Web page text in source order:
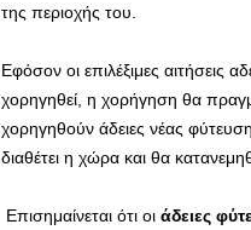
της περιοχής του.
Εφόσον οι επιλέξιμες
χορηγηθεί, η χορήγηση θα
χορηγηθούν άδειες νέας
διαθέτει η χώρα και θα
Επισημαίνεται ότι οι άδειες